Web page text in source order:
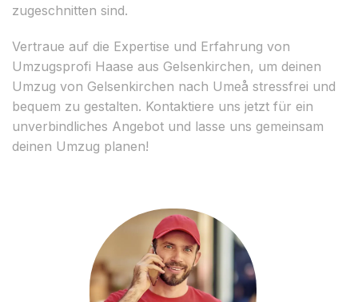
zugeschnitten sind.
Vertraue auf die Expertise und Erfahrung von
Umzugsprofi Haase aus Gelsenkirchen, um deinen
Umzug von Gelsenkirchen nach Umeå stressfrei und
bequem zu gestalten. Kontaktiere uns jetzt für ein
unverbindliches Angebot und lasse uns gemeinsam
deinen Umzug planen!